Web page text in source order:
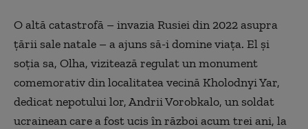
O altă catastrofă – invazia Rusiei din 2022 asupra
țării sale natale – a ajuns să-i domine viața. El și
soția sa, Olha, vizitează regulat un monument
comemorativ din localitatea vecină Kholodnyi Yar,
dedicat nepotului lor, Andrii Vorobkalo, un soldat
ucrainean care a fost ucis în război acum trei ani, la